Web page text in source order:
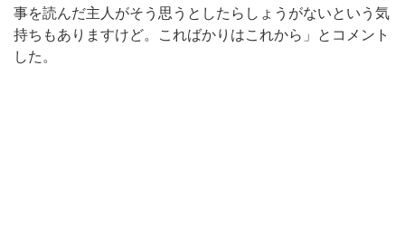
事を読んだ主人がそう思うとしたらしょうがないという気
持ちもありますけど。こればかりはこれから」とコメント
した。